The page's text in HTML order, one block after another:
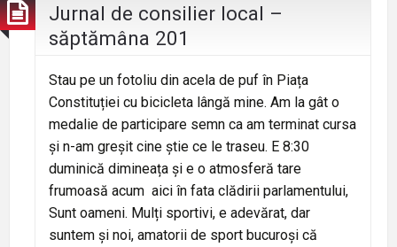
Jurnal de consilier local –
săptămâna 201
Stau pe un fotoliu din acela de puf în Piața
Constituției cu bicicleta lângă mine. Am la gât o
medalie de participare semn ca am terminat cursa
și n-am greșit cine știe ce le traseu. E 8:30
duminică dimineața și e o atmosferă tare
frumoasă acum aici în fata clădirii parlamentului,
Sunt oameni. Mulți sportivi, e adevărat, dar
suntem și noi, amatorii de sport bucuroși că